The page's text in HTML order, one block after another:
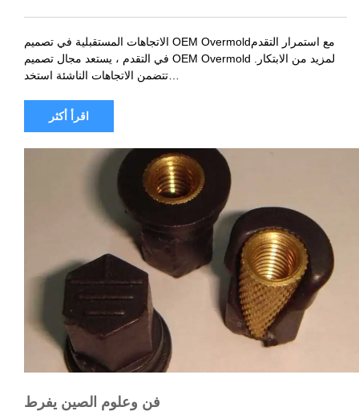
الاتجاهات المستقبلية في تصميم OEM Overmoldمع استمرار التقدم
في التقدم ، يستعد مجال تصميم OEM Overmold لمزيد من الابتكار.
اقرأ أكثر
فن وعلوم الصين يفرط